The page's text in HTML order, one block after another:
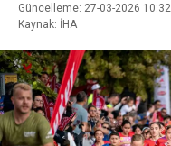
Güncelleme: 27-03-2026 10:32
Kaynak: İHA